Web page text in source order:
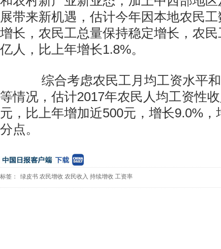
展带来新机遇，估计今年因本地农民
增长，农民工总量保持稳定增长，农
亿人，比上年增长1.8%。
综合考虑农民工月均工资水平和
等情况，估计2017年农民人均工资性
元，比上年增加近500元，增长9.0%
分点。
标签： 绿皮书 农民增收 农民收入 持续增收 工资率